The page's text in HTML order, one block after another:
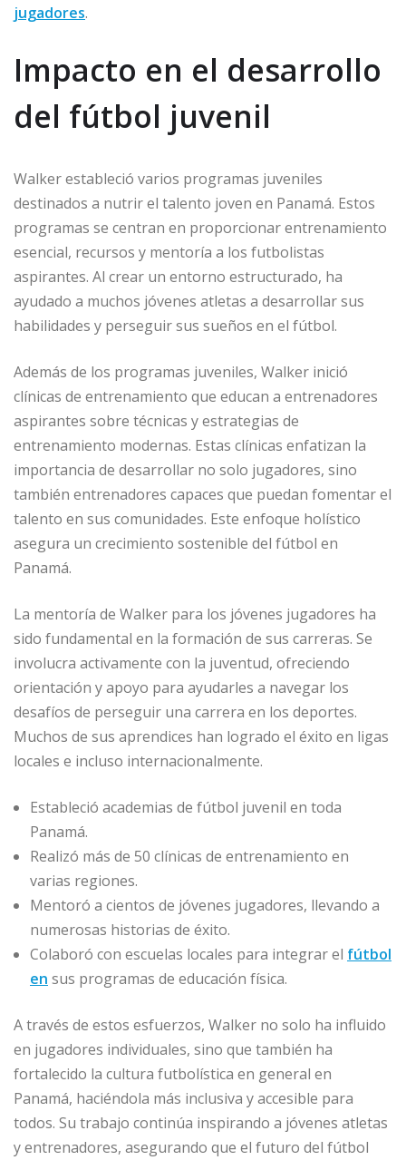
jugadores.
Impacto en el desarrollo
del fútbol juvenil
Walker estableció varios programas juveniles
destinados a nutrir el talento joven en Panamá. Estos
programas se centran en proporcionar entrenamiento
esencial, recursos y mentoría a los futbolistas
aspirantes. Al crear un entorno estructurado, ha
ayudado a muchos jóvenes atletas a desarrollar sus
habilidades y perseguir sus sueños en el fútbol.
Además de los programas juveniles, Walker inició
clínicas de entrenamiento que educan a entrenadores
aspirantes sobre técnicas y estrategias de
entrenamiento modernas. Estas clínicas enfatizan la
importancia de desarrollar no solo jugadores, sino
también entrenadores capaces que puedan fomentar el
talento en sus comunidades. Este enfoque holístico
asegura un crecimiento sostenible del fútbol en
Panamá.
La mentoría de Walker para los jóvenes jugadores ha
sido fundamental en la formación de sus carreras. Se
involucra activamente con la juventud, ofreciendo
orientación y apoyo para ayudarles a navegar los
desafíos de perseguir una carrera en los deportes.
Muchos de sus aprendices han logrado el éxito en ligas
locales e incluso internacionalmente.
Estableció academias de fútbol juvenil en toda
Panamá.
Realizó más de 50 clínicas de entrenamiento en
varias regiones.
Mentoró a cientos de jóvenes jugadores, llevando a
numerosas historias de éxito.
Colaboró con escuelas locales para integrar el fútbol
en sus programas de educación física.
A través de estos esfuerzos, Walker no solo ha influido
en jugadores individuales, sino que también ha
fortalecido la cultura futbolística en general en
Panamá, haciéndola más inclusiva y accesible para
todos. Su trabajo continúa inspirando a jóvenes atletas
y entrenadores, asegurando que el futuro del fútbol